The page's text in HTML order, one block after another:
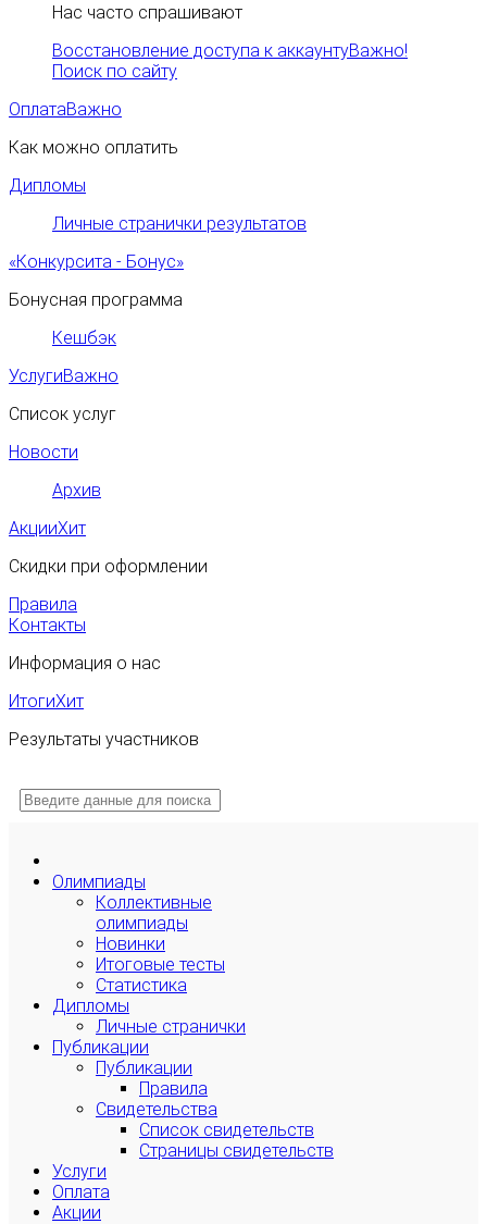
Нас часто спрашивают
Восстановление доступа к аккаунтуВажно!
Поиск по сайту
ОплатаВажно
Как можно оплатить
Дипломы
Личные странички результатов
«Конкурсита - Бонус»
Бонусная программа
Кешбэк
УслугиВажно
Список услуг
Новости
Архив
АкцииХит
Скидки при оформлении
Правила
Контакты
Информация о нас
ИтогиХит
Результаты участников
Олимпиады
Коллективные
олимпиады
Новинки
Итоговые тесты
Статистика
Дипломы
Личные странички
Публикации
Публикации
Правила
Свидетельства
Список свидетельств
Страницы свидетельств
Услуги
Оплата
Акции